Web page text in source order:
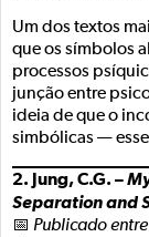
Um dos textos
que os símbolos
processos
junção entre
ideia de que o
simbólicas —
2. Jung, C.G. –
Separation and
📅 Publicado